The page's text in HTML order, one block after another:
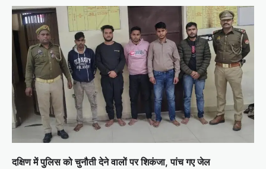
a
v
i
g
a
t
i
n
दक्षिण में पुलिस को चुनौती देने वालों पर शिकंजा, पांच गए जेल